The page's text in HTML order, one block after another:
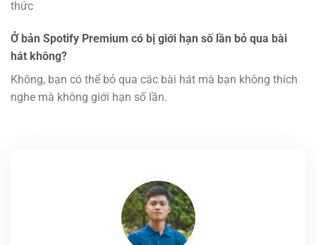
thức
Ở bản Spotify Premium có bị giới hạn số lần bỏ qua bài
hát không?
Không, bạn có thể bỏ qua các bài hát mà bạn không thích
nghe mà không giới hạn số lần.